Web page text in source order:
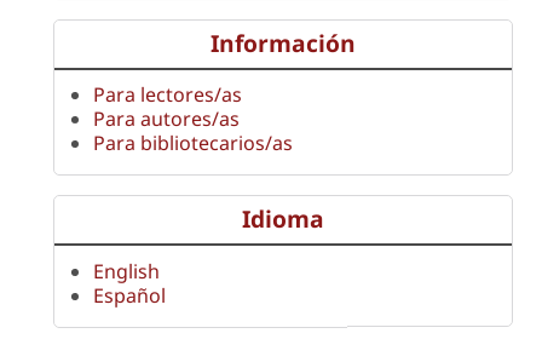
Información
Para lectores/as
Para autores/as
Para bibliotecarios/as
Idioma
English
Español